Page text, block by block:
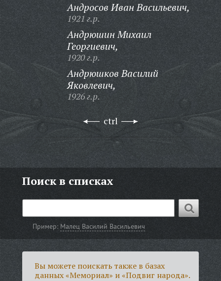
Андросов Иван Васильевич,
1921 г.р.
Андрюшин Михаил
Георгиевич,
1920 г.р.
Андрюшков Василий
Яковлевич,
1926 г.р.
ctrl
Поиск в списках
Пример: Малец Василий Васильевич
Вы можете поискать также в базах
данных «Мемориал» и «Подвиг народа».